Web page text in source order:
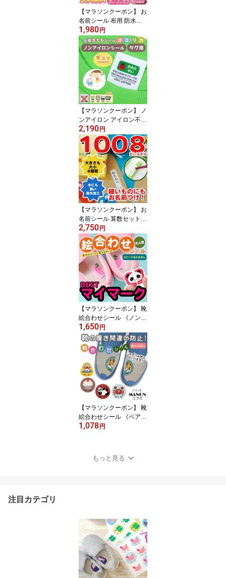
ーズ
【マラソンクーポン】 お
名前シール 布用 防水
《布はるくん 布にも貼れ
る ノンアイロン 耐水お
名前シール - 名前のみ・
オリジナル》布に貼れる
洗濯OK ノンアイロン 名
前シール 耐水 超強粘着
体操服 保育園 幼稚園 小
学校 ディアカーズ 送料
無料
1,980 円
【マラソンクーポン】 ノ
ンアイロン アイロン不要
タグ《オミとリカ 元祖洗
えるお名前シール タグ用
シール 》タグに貼れる
防水 ネームシール おし
ゃれ 個性的 かわいい 保
育園 幼稚園 小学校 入園
入学 マーク名前のみ 漢
字 大人 ディアカーズ
2,190 円
【マラソンクーポン】 お
名前シール 算数セット
《1000ピース お名前シ
ール》ネームシール おな
まえシール おはじき 数
え棒 名前のみ シンプル
大容量 小さい 防水 入園
入学 小学校 名付け ディ
アカーズ
2,750 円
【マラソンクーポン】 靴
絵合わせシール 《ノンア
イロン・耐水ラミネート
絵合わせシール-ベストマ
イマーク 2シート（名入
れなし）》上履き 履き間
違い防止 女の子 男の子
自分のマーク 保育園 個
人のマーク 靴の目印 み
ぎ ひだり おしゃれ かわ
いい ディアカーズ
1,650 円
【マラソンクーポン】 靴
絵合わせシール 《ペアマ
ノンコラボ ノンアイロ
し）》上履き 履き間違い
防止 女の子 男の子 日本
1,078 円
もっと見る
注目カテゴリ